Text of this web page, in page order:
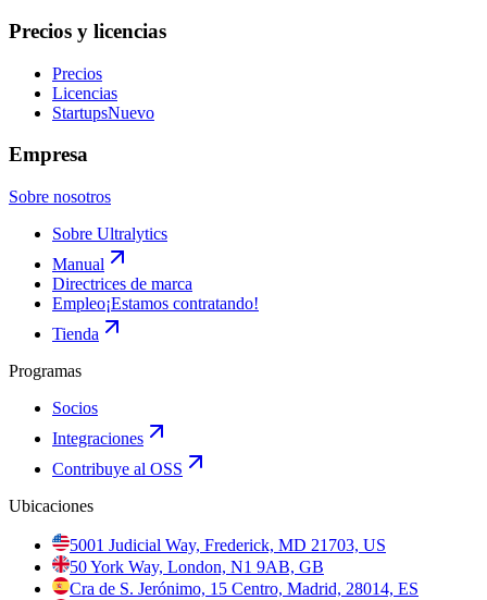
Precios y licencias
Precios
Licencias
StartupsNuevo
Empresa
Sobre nosotros
Sobre Ultralytics
Manual
Directrices de marca
Empleo¡Estamos contratando!
Tienda
Programas
Socios
Integraciones
Contribuye al OSS
Ubicaciones
5001 Judicial Way, Frederick, MD 21703, US
50 York Way, London, N1 9AB, GB
Cra de S. Jerónimo, 15 Centro, Madrid, 28014, ES